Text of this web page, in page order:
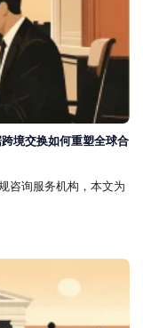
境交换如何重塑全球合
咨询服务机构，本文为